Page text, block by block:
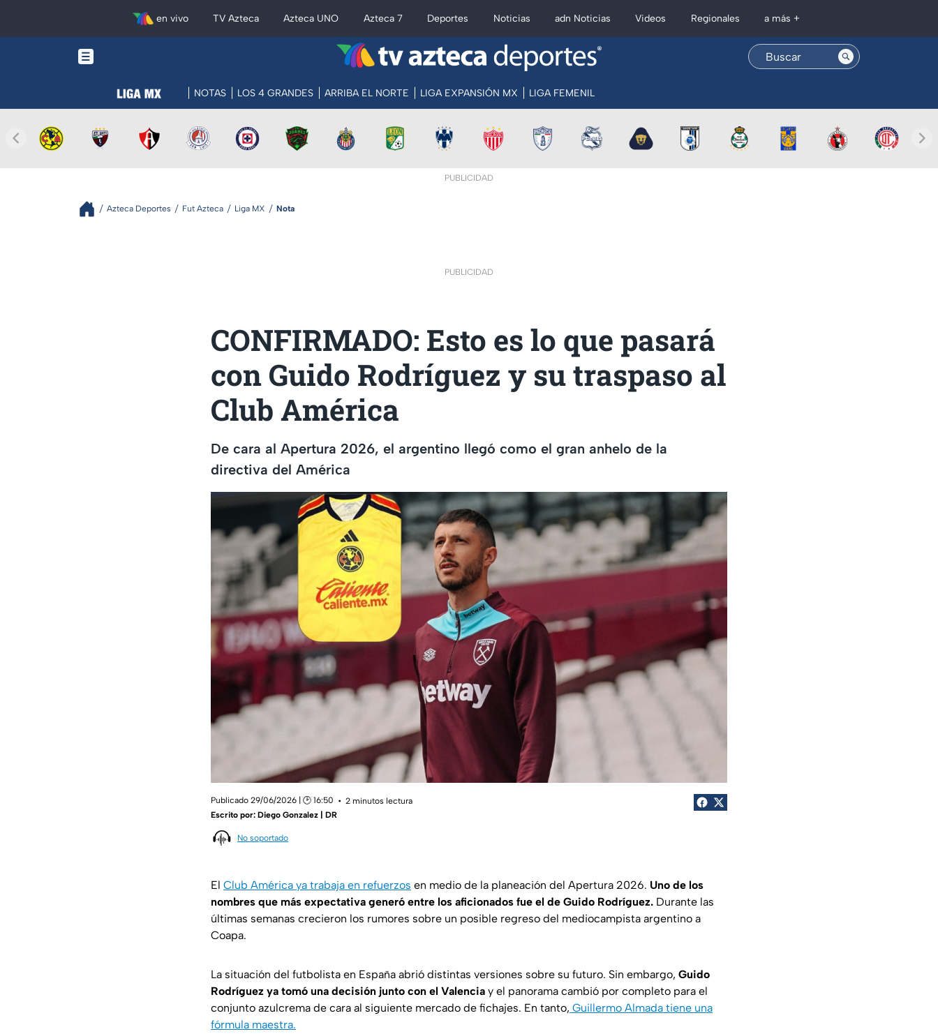
en vivo TV Azteca Azteca UNO Azteca 7 Deportes Noticias adn Noticias Videos Regionales a más +
NOTAS LOS 4 GRANDES ARRIBA EL NORTE LIGA EXPANSIÓN MX LIGA FEMENIL
PUBLICIDAD
Azteca Deportes Fut Azteca Liga MX Nota
PUBLICIDAD
CONFIRMADO: Esto es lo que pasará
con Guido Rodríguez y su traspaso al
Club América
De cara al Apertura 2026, el argentino llegó como el gran anhelo de la
directiva del América
Publicado 29/06/2026 | 🕑 16:50
2 minutos lectura
Escrito por: Diego Gonzalez | DR
No soportado
El Club América ya trabaja en refuerzos en medio de la planeación del Apertura 2026. Uno de los
nombres que más expectativa generó entre los aficionados fue el de Guido Rodríguez. Durante las
últimas semanas crecieron los rumores sobre un posible regreso del mediocampista argentino a
Coapa.
La situación del futbolista en España abrió distintas versiones sobre su futuro. Sin embargo, Guido
Rodríguez ya tomó una decisión junto con el Valencia y el panorama cambió por completo para el
conjunto azulcrema de cara al siguiente mercado de fichajes. En tanto, Guillermo Almada tiene una
fórmula maestra.